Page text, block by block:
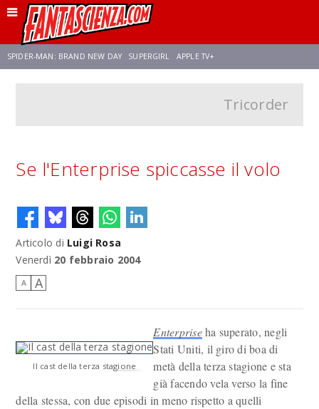
SPIDER-MAN: BRAND NEW DAY SUPERGIRL APPLE TV+
AVENGERS: DOOMSDAY
Tricorder
Se l'Enterprise spiccasse il volo
Articolo di Luigi Rosa
Venerdì 20 febbraio 2004
A A
Il cast della terza stagione
Enterpriseha superato, negli
Stati Uniti, il giro di boa di
metà della terza stagione e sta
già facendo vela verso la fine
della stessa, con due episodi in meno rispetto a quelli